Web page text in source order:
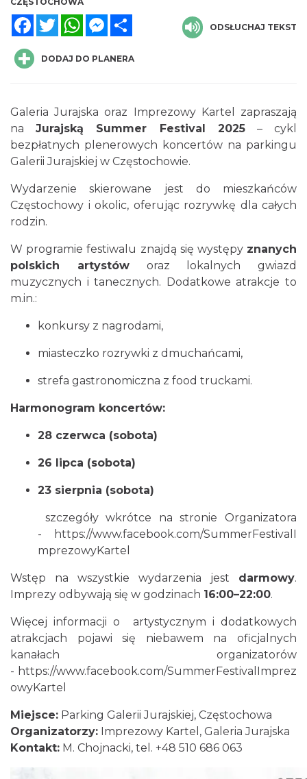
Muzyczne Niedziele w Altance w Żarkach -
Letnisku
Żarki-Letnisko
Żarki-Letnisko
Kopyta"
21.02 km
Dożynki Powiatowo-Gminne w Żarkach
2026
Żarki
2026-08-29
23.70 km
FacebookTwitterWhatsAppMessenger
ODSŁUCHAJ TEKST
DODAJ DO PLANERA
Galeria Jurajska oraz Imprezowy Kartel zapraszają
naJurajską Summer Festival 2025– cykl
bezpłatnych plenerowych koncertów na parkingu
Galerii Jurajskiej w Częstochowie.
Wydarzenie skierowane jest do mieszkańców
Częstochowy i okolic, oferując rozrywkę dla całych
rodzin.
W programie festiwalu znajdą się występy znanych
polskich artystóworaz lokalnych gwiazd
muzycznych i tanecznych. Dodatkowe atrakcje to
m.in.:
konkursy z nagrodami,
miasteczko rozrywki z dmuchańcami,
strefa gastronomiczna z food truckami.
Harmonogram koncertów:
28 czerwca (sobota)
26 lipca (sobota)
23 sierpnia (sobota)
szczegóły wkrótce na stronie Organizatora
- https://www.facebook.com/SummerFestivalI
mprezowyKartel
Wstęp na wszystkie wydarzenia jest darmowy.
Imprezy odbywają się w godzinach 16:00–22:00.
Więcej informacji o artystycznym i dodatkowych
atrakcjach pojawi się niebawem na oficjalnych
kanałach organizatorów
- https://www.facebook.com/SummerFestivalImprez
owyKartel
Miejsce: Parking Galerii Jurajskiej, Częstochowa
Organizatorzy: Imprezowy Kartel, Galeria Jurajska
Kontakt: M. Chojnacki, tel. +48 510 686 063